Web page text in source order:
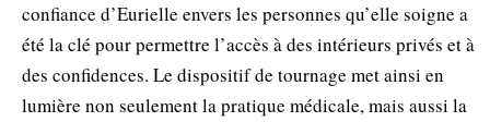
confiance d’Eurielle envers les personnes qu’elle soigne a
été la clé pour permettre l’accès à des intérieurs privés et à
des confidences. Le dispositif de tournage met ainsi en
lumière non seulement la pratique médicale, mais aussi la